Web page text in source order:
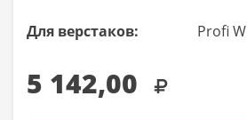
Для верстаков: Profi W
5 142,00